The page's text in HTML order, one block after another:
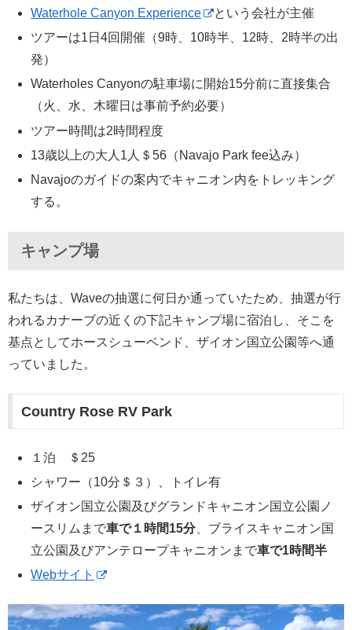
Waterhole Canyon Experience
という会社が主催
ツアーは1日4回開催（9時、10時半、12時、2時半の出
発）
Waterholes Canyonの駐車場に開始15分前に直接集合
（火、水、木曜日は事前予約必要）
ツアー時間は2時間程度
13歳以上の大人1人＄56（Navajo Park fee込み）
Navajoのガイドの案内でキャニオン内をトレッキング
する。
キャンプ場
私たちは、Waveの抽選に何日か通っていたため、抽選が行
われるカナーブの近くの下記キャンプ場に宿泊し、そこを
基点としてホースシューベンド、ザイオン国立公園等へ通
っていました。
Country Rose RV Park
１泊 ＄25
シャワー（10分＄３）、トイレ有
ザイオン国立公園及びグランドキャニオン国立公園ノ
ースリムまで車で１時間15分、ブライスキャニオン国
立公園及びアンテロープキャニオンまで車で1時間半
Webサイト